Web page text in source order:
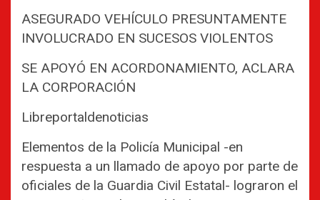
ASEGURADO VEHÍCULO PRESUNTAMENTE
INVOLUCRADO EN SUCESOS VIOLENTOS
SE APOYÓ EN ACORDONAMIENTO, ACLARA
LA CORPORACIÓN
Libreportaldenoticias
Elementos de la Policía Municipal -en
respuesta a un llamado de apoyo por parte de
oficiales de la Guardia Civil Estatal- lograron el